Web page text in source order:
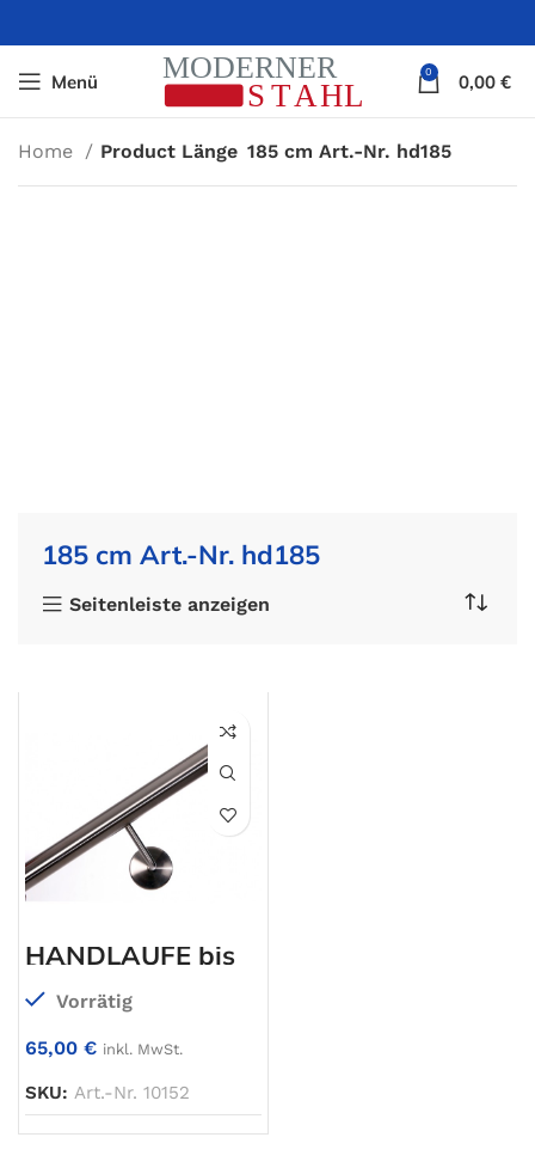
Menü 0 0,00 €
Home Product Länge 185 cm Art.-Nr. hd185
185 cm Art.-Nr. hd185
Seitenleiste anzeigen
HANDLÄUFE bis
200 cm
Vorrätig
65,00 € inkl. MwSt.
SKU: Art.-Nr. 10152